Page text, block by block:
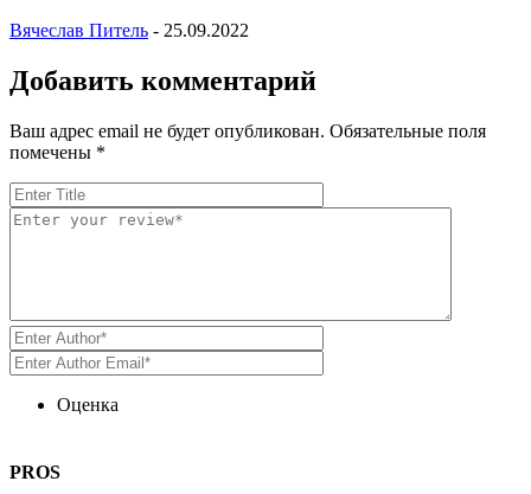
Вячеслав Питель - 25.09.2022
Добавить комментарий
Ваш адрес email не будет опубликован. Обязательные поля
помечены *
Оценка
PROS